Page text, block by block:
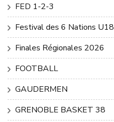
FED 1-2-3
Festival des 6 Nations U18
Finales Régionales 2026
FOOTBALL
GAUDERMEN
GRENOBLE BASKET 38